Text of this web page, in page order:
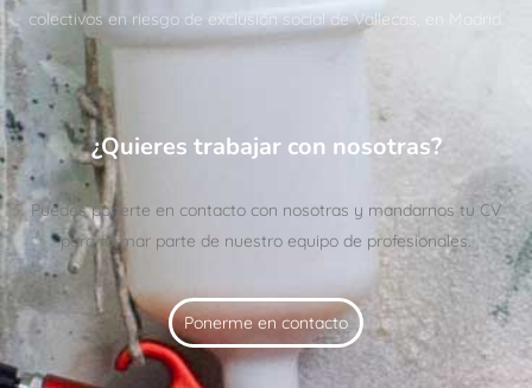
colectivos en riesgo de exclusión social de Vallecas, en Madrid.
¿Quieres trabajar con nosotras?
Puedes ponerte en contacto con nosotras y mandarnos tu CV
para formar parte de nuestro equipo de profesionales.
Ponerme en contacto